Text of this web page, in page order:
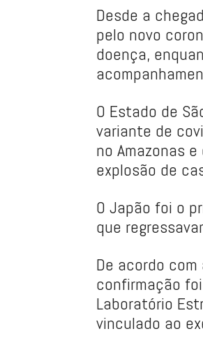
Desde a
pelo novo
doença,
O Estado de
variante de
no Amazonas
explosão de
O Japão foi o
que
De acordo
confirmação
Laboratório
vinculado ao